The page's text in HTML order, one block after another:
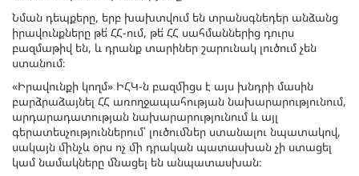
Նման դեպքերը, երբ խախտվում են տրանսգնեդեր անձանց
իրավունքները թե՛ ՀՀ-ում, թե՛ ՀՀ սահմաններից դուրս
բազմաթիվ են, և դրանք տարիներ շարունակ լուծում չեն
ստանում։
«Իրավունքի կողմ» ԻՀԿ-ն բազմիցս է այս խնդրի մասին
բարձրաձայնել ՀՀ առողջապահության նախարարությունում,
արդարադատության նախարարությունում և այլ
գերատեսչություններում՝ լուծումներ ստանալու նպատակով,
սակայն մինչև օրս ոչ մի դրական պատասխան չի ստացել
կամ նամակները մնացել են անպատասխան։